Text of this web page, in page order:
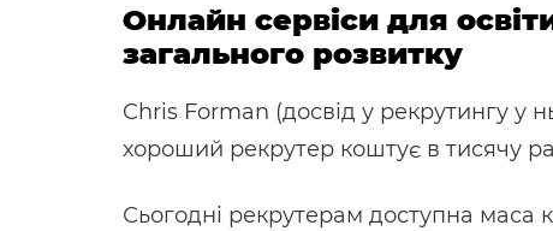
Онлайн сервіси для
загального розвитку
Chris Forman (досвід у рекрутингу у
хороший рекрутер коштує в тисячу
Сьогодні рекрутерам доступна маса